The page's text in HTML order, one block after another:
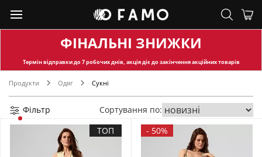
ФІНАЛЬНІ ЗНИЖКИ
Термін відправкидо 7 робочих днів, акція діє до закінчення акційних товарів
Продукти Одяг Сукні
Фільтр
Сортування по:
ТОП
- 50%